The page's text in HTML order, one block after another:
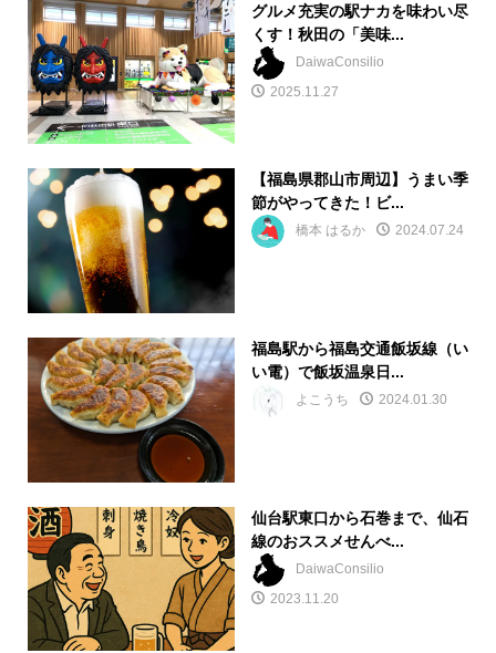
グルメ充実の駅ナカを味わい尽
くす！秋田の「美味...
DaiwaConsilio
2025.11.27
【福島県郡山市周辺】うまい季
節がやってきた！ビ...
橋本 はるか 2024.07.24
福島駅から福島交通飯坂線（い
い電）で飯坂温泉日...
よこうち 2024.01.30
仙台駅東口から石巻まで、仙石
線のおススメせんべ...
DaiwaConsilio
2023.11.20